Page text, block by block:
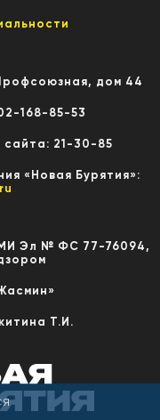
дом 44
168-85-53
21-30-85
«Новая Бурятия»:
Эл № ФС 77-76094,
Т.И.